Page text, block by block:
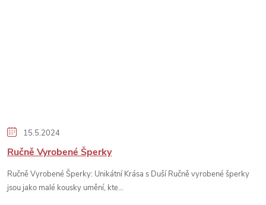
15.5.2024
Ručně Vyrobené Šperky
Ručně Vyrobené Šperky: Unikátní Krása s Duší Ručně vyrobené šperky
jsou jako malé kousky umění, kte...